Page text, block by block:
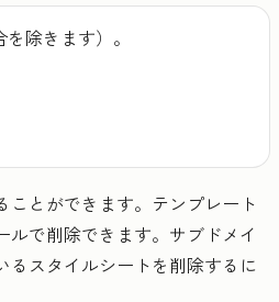
除きます）。
とができます。テンプレート
で削除できます。サブドメイ
るスタイルシートを削除するに